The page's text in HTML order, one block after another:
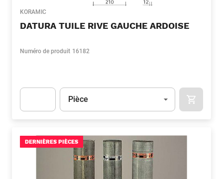
KORAMIC
DATURA TUILE RIVE GAUCHE ARDOISE
Numéro de produit 16182
Unité
Pièce
DERNIÈRES PIÈCES